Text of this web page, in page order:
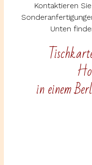
Kontaktieren
Unten
in einem